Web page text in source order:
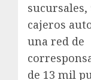
sucursales,
cajeros
una red de
de 13 mil